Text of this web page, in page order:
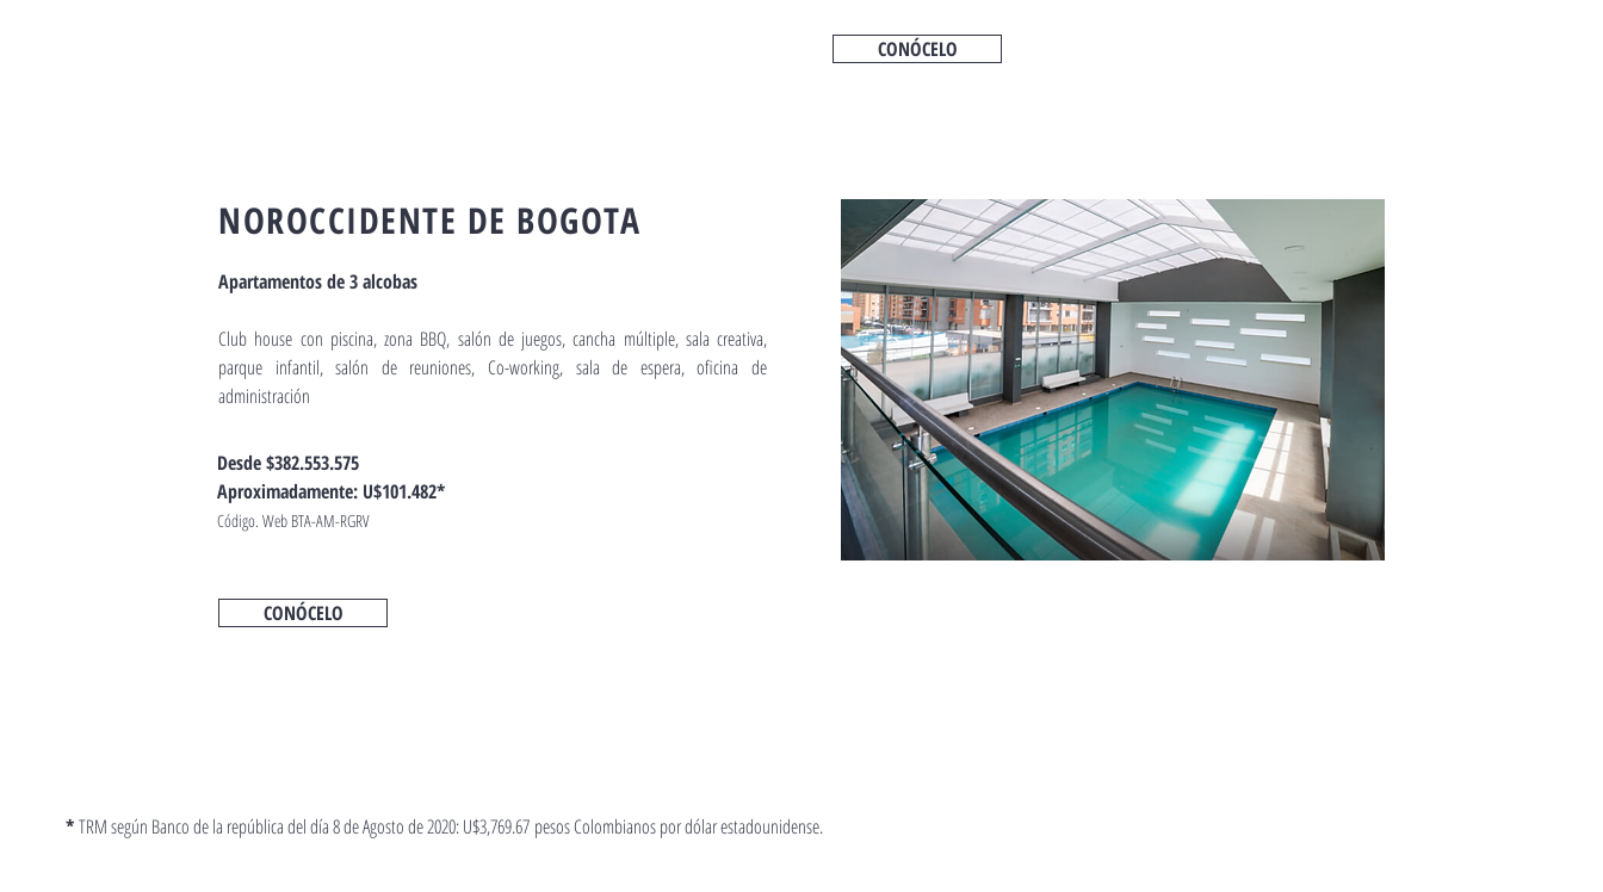
CONÓCELO
NOROCCIDENTE DE BOGOTA
Apartamentos de 3 alcobas
Club house con piscina, zona BBQ, salón de juegos, cancha múltiple, sala creativa,
parque infantil, salón de reuniones, Co-working, sala de espera, oficina de
administración
Desde $382.553.575
Aproximadamente: U$101.482*
Código. Web BTA-AM-RGRV
CONÓCELO
*TRM según Banco de la república del día 8 de Agosto de 2020: U$3,769.67 pesos Colombianos por dólar estadounidense.